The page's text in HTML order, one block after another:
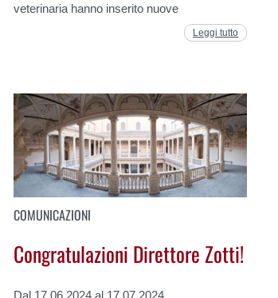
veterinaria hanno inserito nuove
Leggi tutto
COMUNICAZIONI
Congratulazioni Direttore Zotti!